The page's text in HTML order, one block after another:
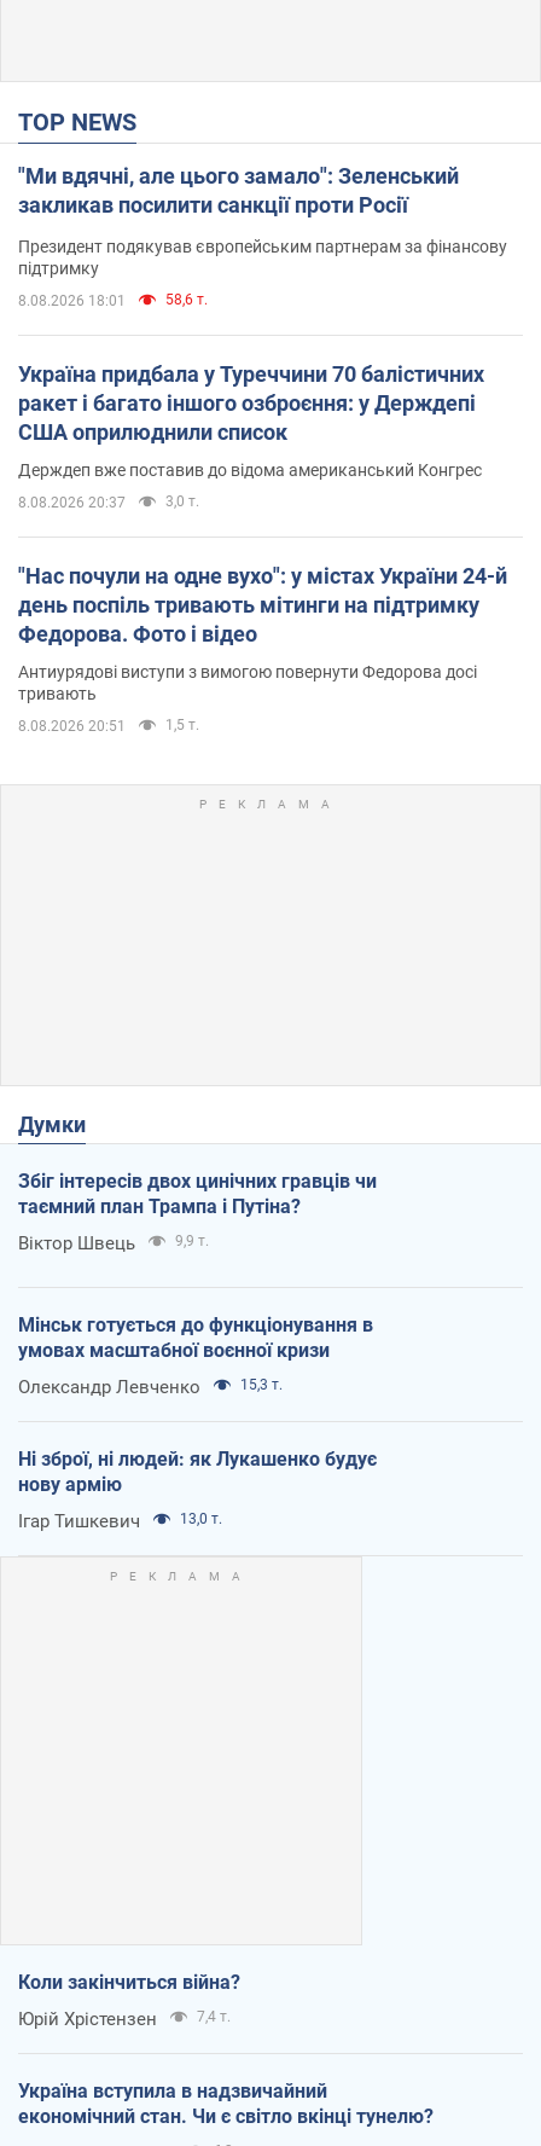
TOP NEWS
"Ми вдячні, але цього замало": Зеленський
закликав посилити санкції проти Росії
Президент подякував європейським партнерам за фінансову
підтримку
8.08.2026 18:01 58,6 т.
Україна придбала у Туреччини 70 балістичних
ракет і багато іншого озброєння: у Держдепі
США оприлюднили список
Держдеп вже поставив до відома американський Конгрес
8.08.2026 20:37 3,0 т.
"Нас почули на одне вухо": у містах України 24-й
день поспіль тривають мітинги на підтримку
Федорова. Фото і відео
Антиурядові виступи з вимогою повернути Федорова досі
тривають
8.08.2026 20:51 1,5 т.
Думки
Збіг інтересів двох цинічних гравців чи
таємний план Трампа і Путіна?
Віктор Швець 9,9 т.
Мінськ готується до функціонування в
умовах масштабної воєнної кризи
Олександр Левченко 15,3 т.
Ні зброї, ні людей: як Лукашенко будує
нову армію
Ігар Тишкевич 13,0 т.
Коли закінчиться війна?
Юрій Хрістензен 7,4 т.
Україна вступила в надзвичайний
економічний стан. Чи є світло вкінці тунелю?